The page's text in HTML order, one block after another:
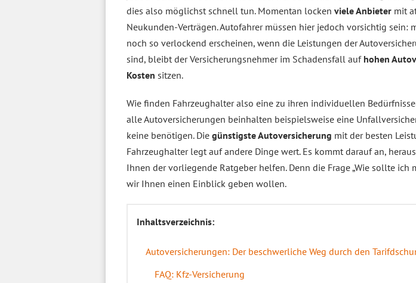
dies also möglichst schnell tun. Momentan locken viele Anbieter mit
Neukunden-Verträgen. Autofahrer müssen hier jedoch vorsichtig sein:
noch so verlockend erscheinen, wenn die Leistungen der
sind, bleibt der Versicherungsnehmer im Schadensfall auf hohen
Kosten sitzen.
Wie finden Fahrzeughalter also eine zu ihren individuellen
alle Autoversicherungen beinhalten beispielsweise eine
keine benötigen. Die günstigste Autoversicherung mit der besten
Fahrzeughalter legt auf andere Dinge wert. Es kommt darauf an,
Ihnen der vorliegende Ratgeber helfen. Denn die Frage „Wie sollte
wir Ihnen einen Einblick geben wollen.
Inhaltsverzeichnis:
Autoversicherungen: Der beschwerliche Weg durch den
FAQ: Kfz-Versicherung